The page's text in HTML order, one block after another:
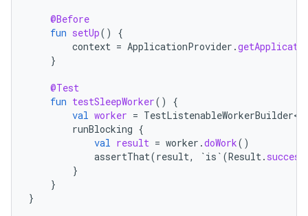
@Before
fun setUp()
{
context = ApplicationProvider .
}
@Test
fun testSleepWorker()
{
val worker =
runBlocking {
val result = worker .doWork()
assertThat(result, `is` (Result. success
}
}
}